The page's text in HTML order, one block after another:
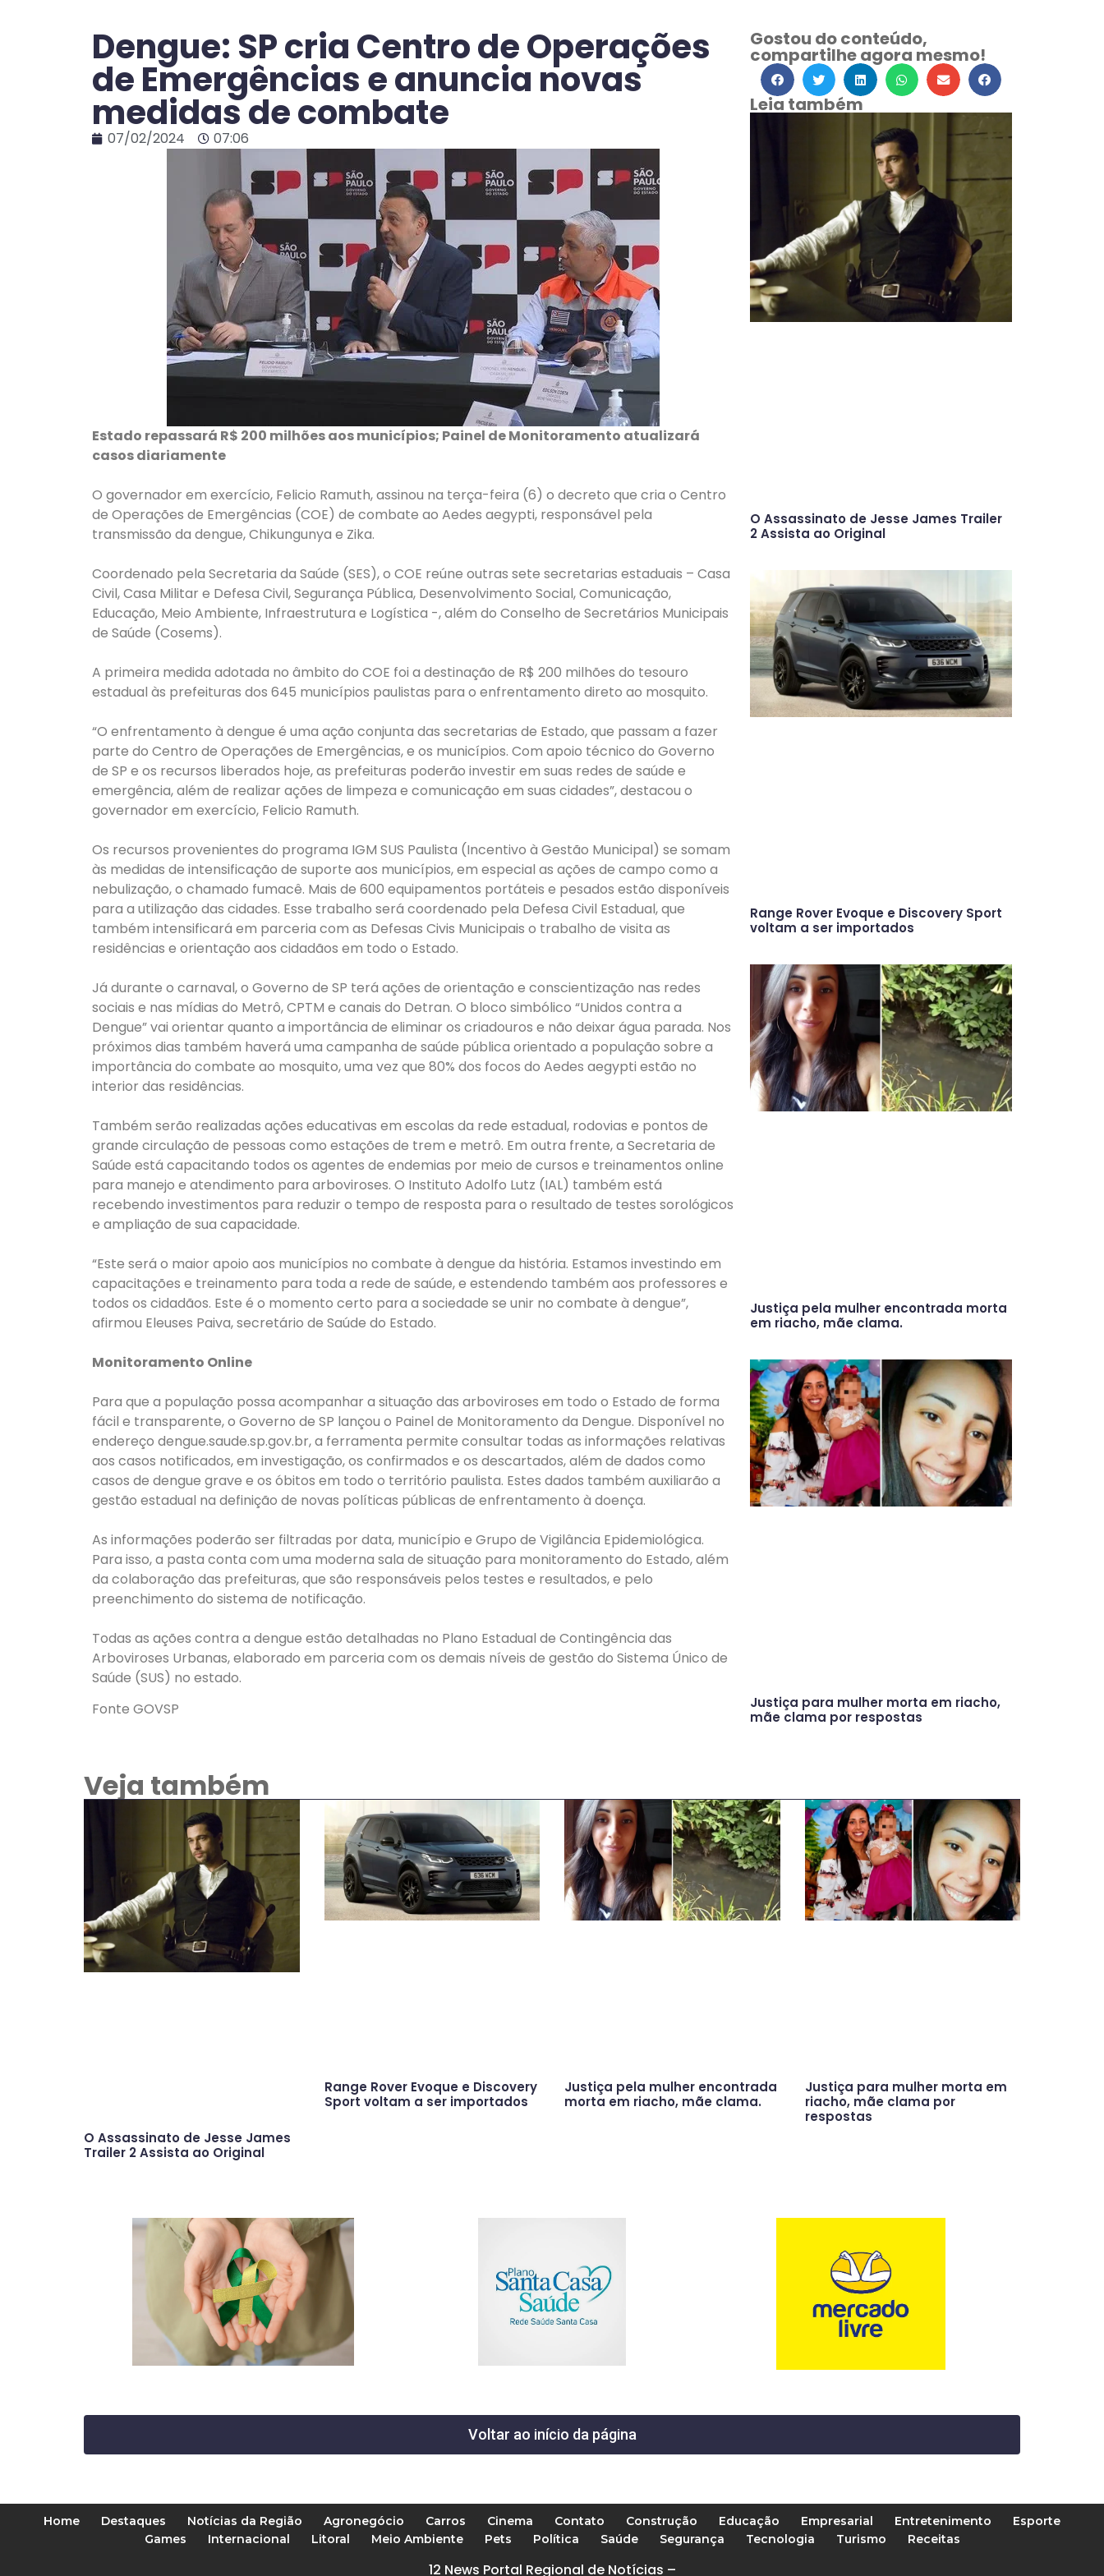
Dengue: SP cria Centro de Operações
de Emergências e anuncia novas
medidas de combate
07/02/2024 07:06
Estado repassará R$ 200 milhões aos municípios; Painel de Monitoramento atualizará
casos diariamente
O governador em exercício, Felicio Ramuth, assinou na terça-feira (6) o decreto que cria o Centro
de Operações de Emergências (COE) de combate ao Aedes aegypti, responsável pela
transmissão da dengue, Chikungunya e Zika.
Coordenado pela Secretaria da Saúde (SES), o COE reúne outras sete secretarias estaduais – Casa
Civil, Casa Militar e Defesa Civil, Segurança Pública, Desenvolvimento Social, Comunicação,
Educação, Meio Ambiente, Infraestrutura e Logística -, além do Conselho de Secretários Municipais
de Saúde (Cosems).
A primeira medida adotada no âmbito do COE foi a destinação de R$ 200 milhões do tesouro
estadual às prefeituras dos 645 municípios paulistas para o enfrentamento direto ao mosquito.
“O enfrentamento à dengue é uma ação conjunta das secretarias de Estado, que passam a fazer
parte do Centro de Operações de Emergências, e os municípios. Com apoio técnico do Governo
de SP e os recursos liberados hoje, as prefeituras poderão investir em suas redes de saúde e
emergência, além de realizar ações de limpeza e comunicação em suas cidades”, destacou o
governador em exercício, Felicio Ramuth.
Os recursos provenientes do programa IGM SUS Paulista (Incentivo à Gestão Municipal) se somam
às medidas de intensificação de suporte aos municípios, em especial as ações de campo como a
nebulização, o chamado fumacê. Mais de 600 equipamentos portáteis e pesados estão disponíveis
para a utilização das cidades. Esse trabalho será coordenado pela Defesa Civil Estadual, que
também intensificará em parceria com as Defesas Civis Municipais o trabalho de visita as
residências e orientação aos cidadãos em todo o Estado.
Já durante o carnaval, o Governo de SP terá ações de orientação e conscientização nas redes
sociais e nas mídias do Metrô, CPTM e canais do Detran. O bloco simbólico “Unidos contra a
Dengue” vai orientar quanto a importância de eliminar os criadouros e não deixar água parada. Nos
próximos dias também haverá uma campanha de saúde pública orientado a população sobre a
importância do combate ao mosquito, uma vez que 80% dos focos do Aedes aegypti estão no
interior das residências.
Também serão realizadas ações educativas em escolas da rede estadual, rodovias e pontos de
grande circulação de pessoas como estações de trem e metrô. Em outra frente, a Secretaria de
Saúde está capacitando todos os agentes de endemias por meio de cursos e treinamentos online
para manejo e atendimento para arboviroses. O Instituto Adolfo Lutz (IAL) também está
recebendo investimentos para reduzir o tempo de resposta para o resultado de testes sorológicos
e ampliação de sua capacidade.
“Este será o maior apoio aos municípios no combate à dengue da história. Estamos investindo em
capacitações e treinamento para toda a rede de saúde, e estendendo também aos professores e
todos os cidadãos. Este é o momento certo para a sociedade se unir no combate à dengue”,
afirmou Eleuses Paiva, secretário de Saúde do Estado.
Monitoramento Online
Para que a população possa acompanhar a situação das arboviroses em todo o Estado de forma
fácil e transparente, o Governo de SP lançou o Painel de Monitoramento da Dengue. Disponível no
endereço dengue.saude.sp.gov.br, a ferramenta permite consultar todas as informações relativas
aos casos notificados, em investigação, os confirmados e os descartados, além de dados como
casos de dengue grave e os óbitos em todo o território paulista. Estes dados também auxiliarão a
gestão estadual na definição de novas políticas públicas de enfrentamento à doença.
As informações poderão ser filtradas por data, município e Grupo de Vigilância Epidemiológica.
Para isso, a pasta conta com uma moderna sala de situação para monitoramento do Estado, além
da colaboração das prefeituras, que são responsáveis pelos testes e resultados, e pelo
preenchimento do sistema de notificação.
Todas as ações contra a dengue estão detalhadas no Plano Estadual de Contingência das
Arboviroses Urbanas, elaborado em parceria com os demais níveis de gestão do Sistema Único de
Saúde (SUS) no estado.
Fonte GOVSP
Gostou do conteúdo,
compartilhe agora mesmo!
Leia também
O Assassinato de Jesse James Trailer
2 Assista ao Original
Range Rover Evoque e Discovery Sport
voltam a ser importados
Justiça pela mulher encontrada morta
em riacho, mãe clama.
Justiça para mulher morta em riacho,
mãe clama por respostas
Veja também
O Assassinato de Jesse James
Trailer 2 Assista ao Original
Range Rover Evoque e Discovery
Sport voltam a ser importados
Justiça pela mulher encontrada
morta em riacho, mãe clama.
Justiça para mulher morta em
riacho, mãe clama por
respostas
Voltar ao início da página
Home Destaques Notícias da Região Agronegócio Carros Cinema Contato Construção Educação Empresarial Entretenimento
Esporte
Games
Internacional Litoral Meio Ambiente Pets Política Saúde Segurança Tecnologia Turismo Receitas
12 News Portal Regional de Notícias –